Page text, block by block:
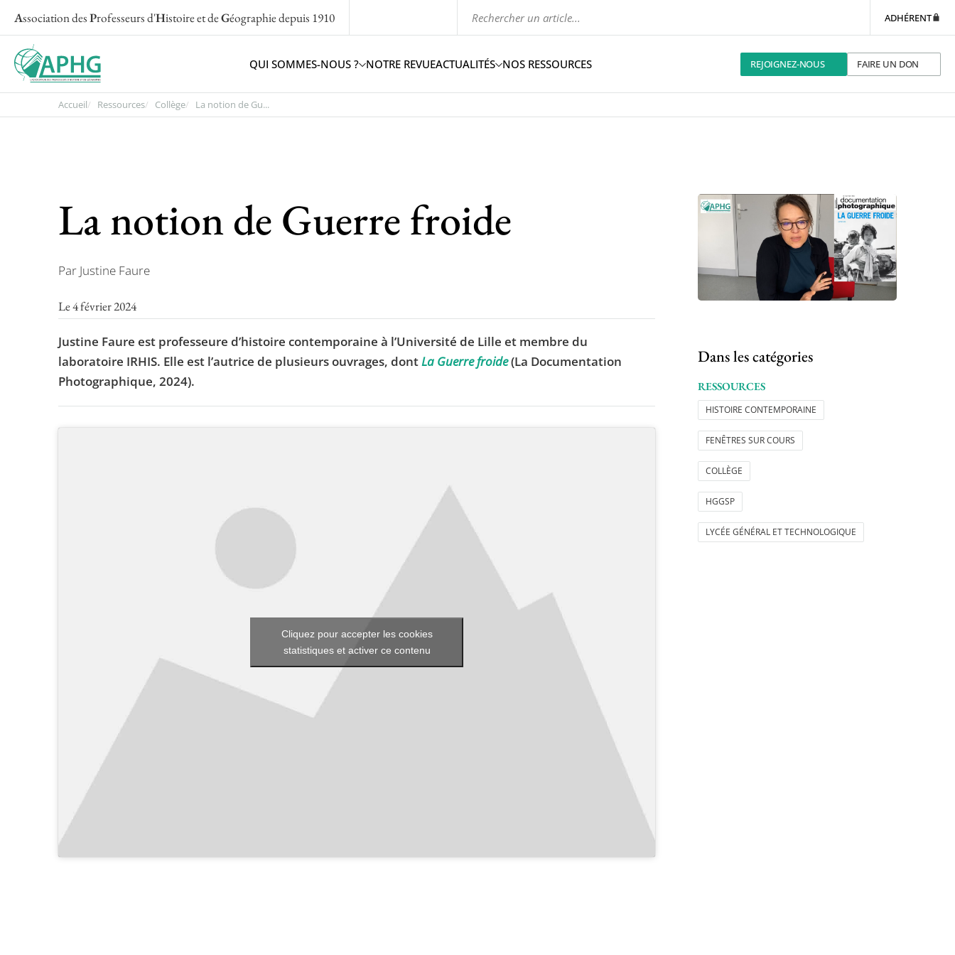
Association desProfesseurs d'Histoire et deGéographiedepuis 1910 ADHÉRENT
QUI SOMMES-NOUS ? NOTRE REVUEACTUALITÉS NOS RESSOURCES REJOIGNEZ-NOUS FAIRE UN DON
Accueil Ressources Collège La notion de Gu...
La notion de Guerre froide
Par Justine Faure
Le 4 février 2024
Justine Faure est professeure d’histoire contemporaine à l’Université de Lille et membre du
laboratoire IRHIS. Elle est l’autrice de plusieurs ouvrages, dont La Guerre froide(La Documentation
Photographique, 2024).
Cliquez pour accepter les cookies
statistiques et activer ce contenu
Dans les catégories
RESSOURCES
HISTOIRE CONTEMPORAINE
FENÊTRES SUR COURS
COLLÈGE
HGGSP
LYCÉE GÉNÉRAL ET TECHNOLOGIQUE